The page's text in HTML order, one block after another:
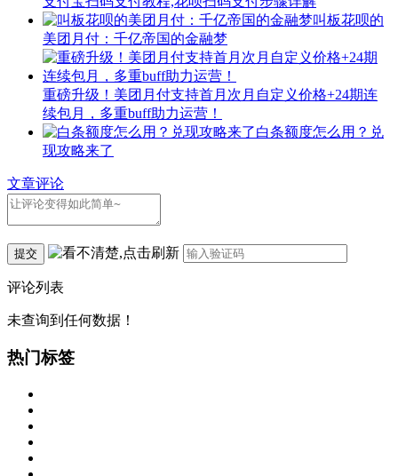
叫板花呗的
美团月付：千亿帝国的金融梦
重磅升级！美团月付支持首月次月自定义价格+24期连
续包月，多重buff助力运营！
白条额度怎么用？兑
现攻略来了
文章评论
提交
评论列表
未查询到任何数据！
热门标签